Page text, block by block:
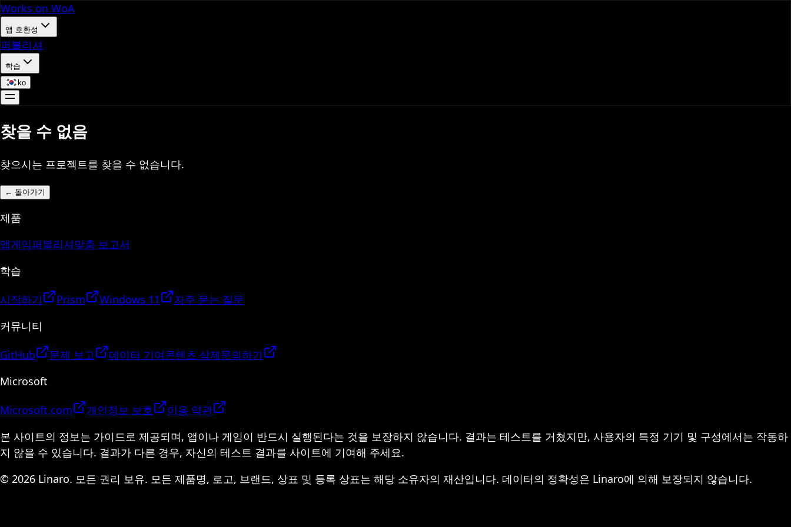
Works on WoA
앱 호환성
퍼블리셔
학습
ko
찾을 수 없음
찾으시는 프로젝트를 찾을 수 없습니다.
← 돌아가기
제품
앱게임퍼블리셔맞춤 보고서
학습
시작하기 Prism Windows 11
자주 묻는 질문
커뮤니티
GitHub 문제 보고 데이터 기여콘텐츠 삭제문의하기
Microsoft
Microsoft.com 개인정보 보호
이용 약관
본 사이트의 정보는 가이드로 제공되며, 앱이나 게임이 반드시 실행된다는 것을 보장하지 않습니다. 결과는 테스트를 거쳤지만, 사용자의 특정 기기 및 구성에서는 작동하
지 않을 수 있습니다. 결과가 다른 경우, 자신의 테스트 결과를 사이트에 기여해 주세요.
© 2026 Linaro. 모든 권리 보유. 모든 제품명, 로고, 브랜드, 상표 및 등록 상표는 해당 소유자의 재산입니다. 데이터의 정확성은 Linaro에 의해 보장되지 않습니다.